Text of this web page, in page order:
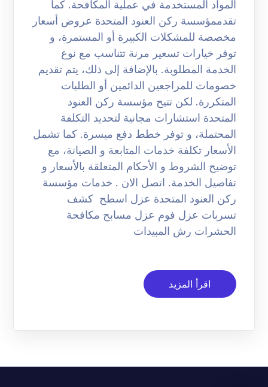
المواد المستخدمة في عملية المكافحة. كما
تقدممؤسسة ركن العنود المتحدة عروض أسعار
مخصصة للمشكلات الكبيرة أو المستمرة، و
توفر خيارات تسعير مرنة تتناسب مع نوع
الخدمة المطلوبة. بالإضافة إلى ذلك، يتم تقديم
خصومات للمراجعين الدائمين أو الطلبات
المتكررة. لكن تتيح مؤسسة ركن العنود
المتحدة استشارات مجانية لتحديد التكلفة
المحتملة، و توفر خطط دفع ميسرة. كما تشمل
الأسعار تكلفة خدمات المتابعة و الصيانة، مع
توضيح الشروط و الأحكام المتعلقة بالأسعار و
تفاصيل الخدمة. اتصل الان . خدمات مؤسسة
ركن العنود المتحدة عزل اسطح كشف
تسربات عزل فوم عزل مسابح مكافحة
الحشرات رش المبيدات
اقرأ المزيد